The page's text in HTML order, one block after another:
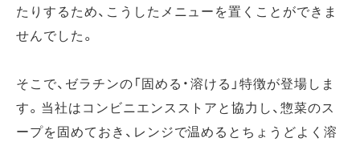
たりするため、こうしたメニューを置くことができま
せんでした。
そこで、ゼラチンの「固める・溶ける」特徴が登場しま
す。当社はコンビニエンスストアと協力し、惣菜のス
ープを固めておき、レンジで温めるとちょうどよく溶